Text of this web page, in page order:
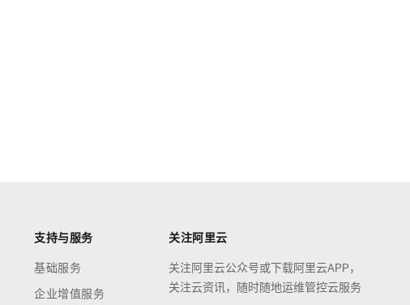
支持与服务
基础服务
企业增值服务
关注阿里云
关注阿里云公众号或下载阿里云APP，
关注云资讯，随时随地运维管控云服务